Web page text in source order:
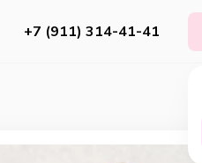
+7 (911) 314-41-41